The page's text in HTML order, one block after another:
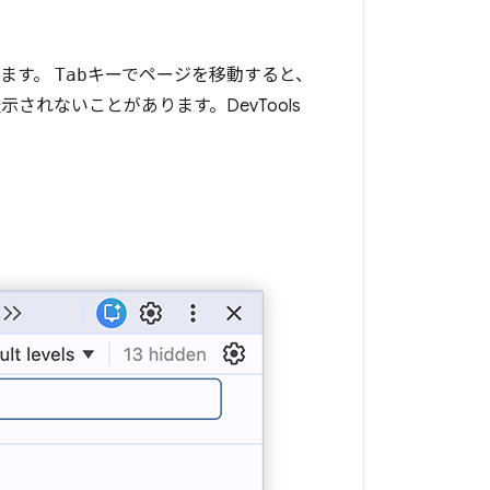
す。 Tabキーでページを移動すると、
されないことがあります。DevTools